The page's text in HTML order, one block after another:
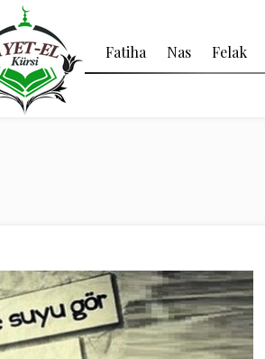
Fatiha Nas Felak